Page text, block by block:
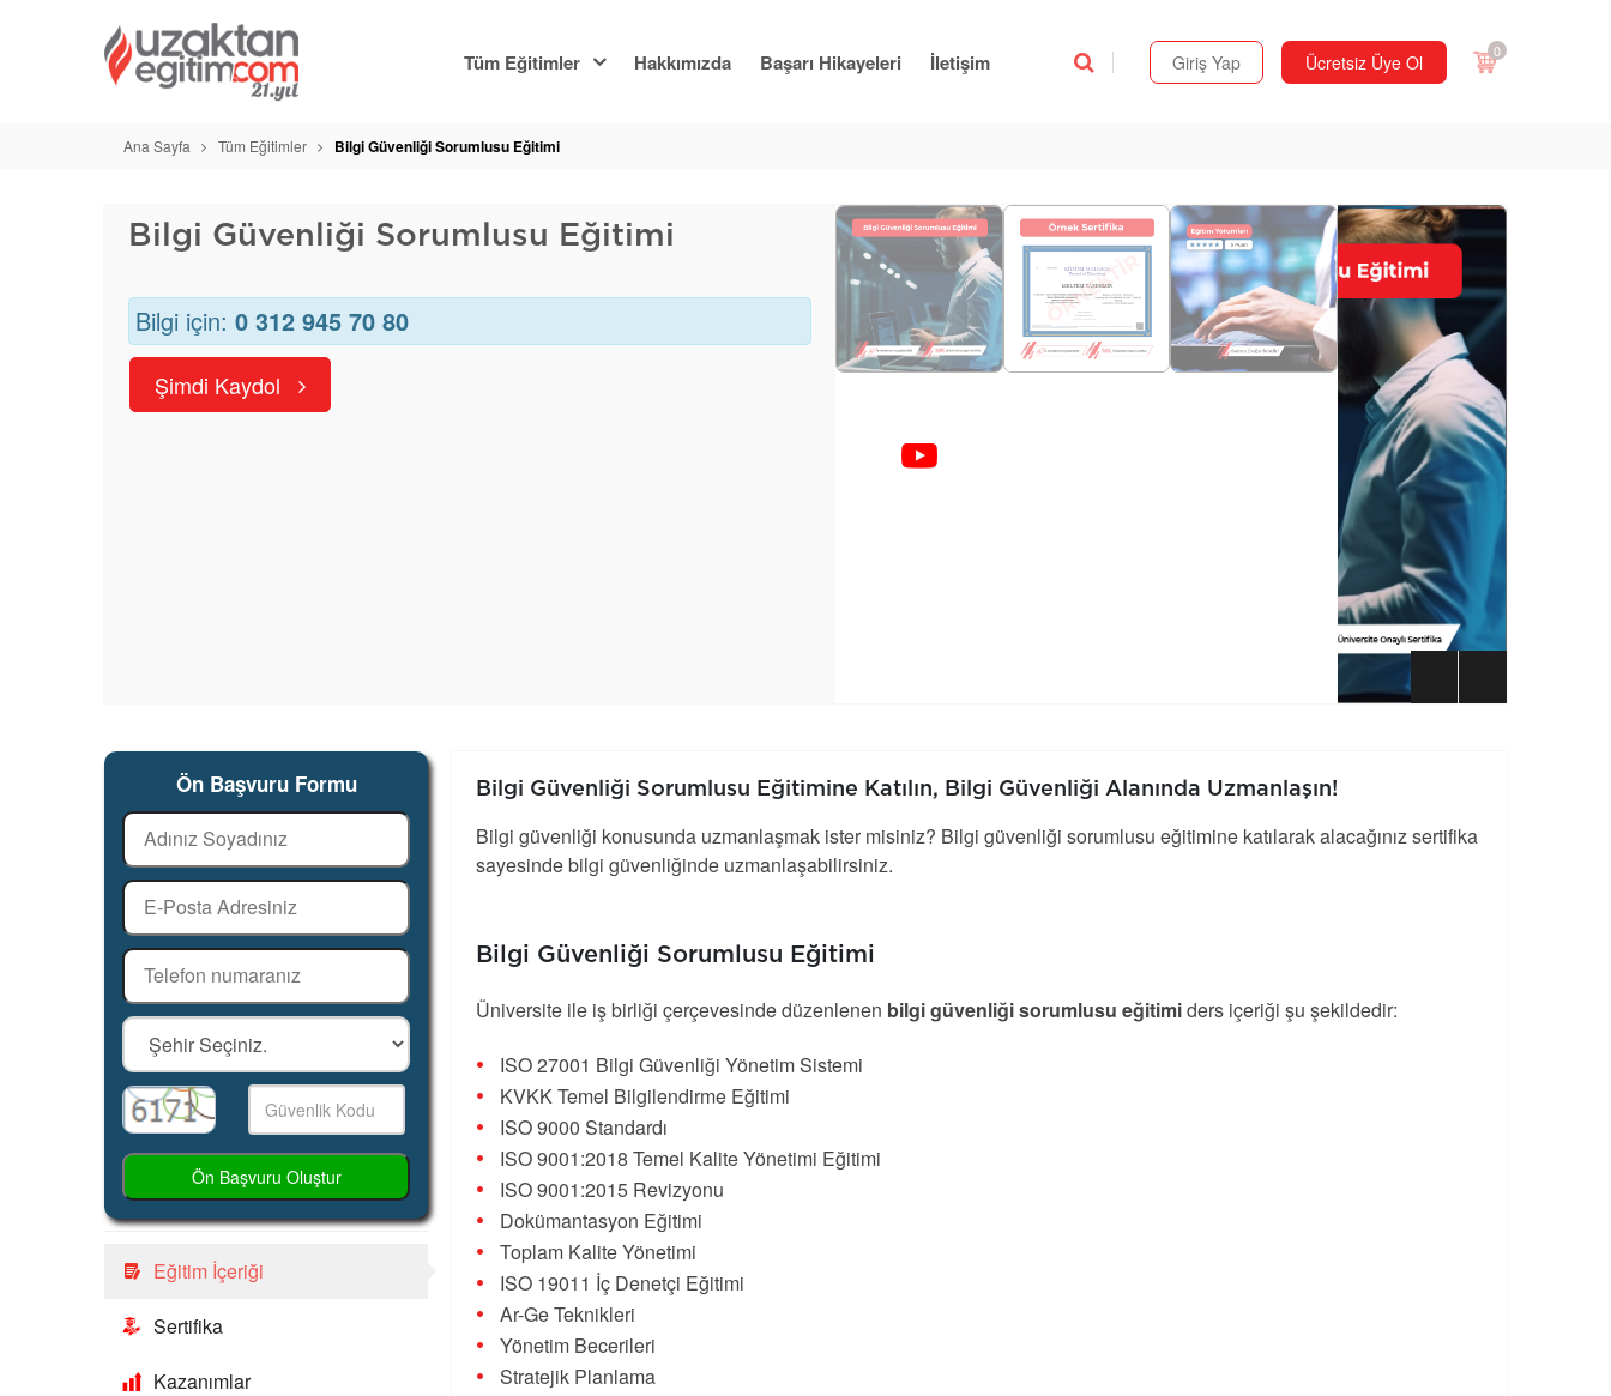
Tüm Eğitimler Hakkımızda Başarı Hikayeleri İletişim Giriş Yap Ücretsiz Üye Ol 0
Ana Sayfa Tüm Eğitimler Bilgi Güvenliği Sorumlusu Eğitimi
Bilgi Güvenliği Sorumlusu Eğitimi
Bilgi için: 0 312 945 70 80
Şimdi Kaydol
Ön Başvuru Formu
Ön Başvuru Oluştur
Eğitim İçeriği
Sertifika
Kazanımlar
Bilgi Güvenliği Sorumlusu Eğitimine Katılın, Bilgi Güvenliği Alanında Uzmanlaşın!
Bilgi güvenliği konusunda uzmanlaşmak ister misiniz? Bilgi güvenliği sorumlusu eğitimine katılarak alacağınız sertifika
sayesinde bilgi güvenliğinde uzmanlaşabilirsiniz.
Bilgi Güvenliği Sorumlusu Eğitimi
Üniversite ile iş birliği çerçevesinde düzenlenen bilgi güvenliği sorumlusu eğitimiders içeriği şu şekildedir:
ISO 27001 Bilgi Güvenliği Yönetim Sistemi
KVKK Temel Bilgilendirme Eğitimi
ISO 9000 Standardı
ISO 9001:2018 Temel Kalite Yönetimi Eğitimi
ISO 9001:2015 Revizyonu
Dokümantasyon Eğitimi
Toplam Kalite Yönetimi
ISO 19011 İç Denetçi Eğitimi
Ar-Ge Teknikleri
Yönetim Becerileri
Stratejik Planlama